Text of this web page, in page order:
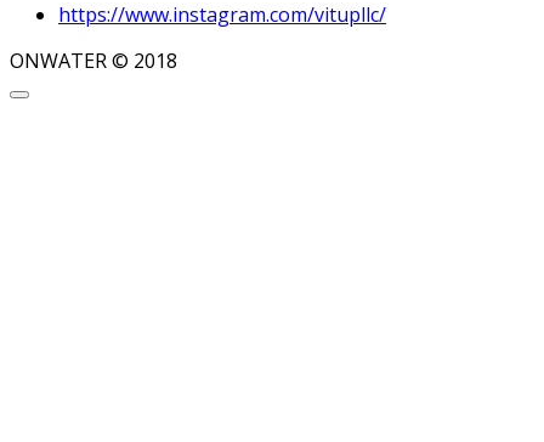
https://www.instagram.com/vitupllc/
ONWATER © 2018